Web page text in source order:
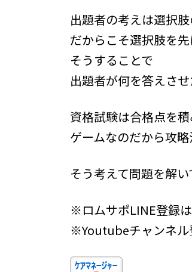
出題者の考えは選択肢
だからこそ選択肢を先
そうすることで
出題者が何を答えさせ
資格試験は合格点を
ゲームなのだから攻略
そう考えて問題を解
※ロムサポLINE登録は
※Youtubeチャンネル